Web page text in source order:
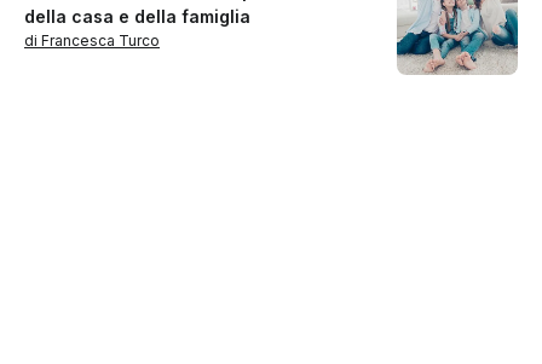
della casa e della famiglia
di Francesca Turco